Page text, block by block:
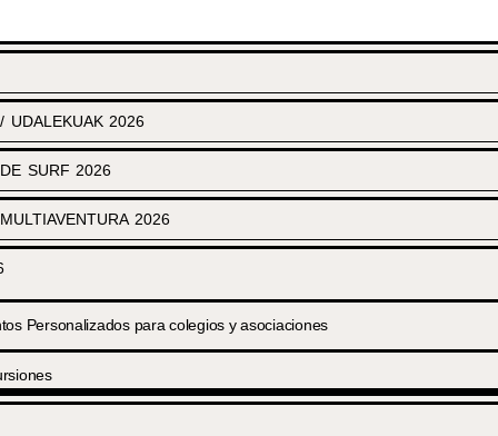
UDALEKUAK 2026
SURF 2026
2026
Personalizados para colegios y asociaciones